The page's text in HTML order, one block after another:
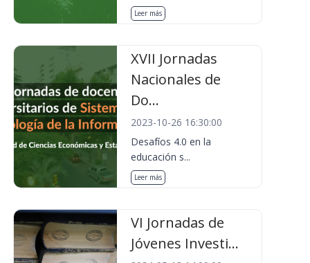
Leer más
XVII Jornadas
Nacionales de
Do...
2023-10-26 16:30:00
Desafíos 4.0 en la
educación s...
Leer más
VI Jornadas de
Jóvenes Investi...